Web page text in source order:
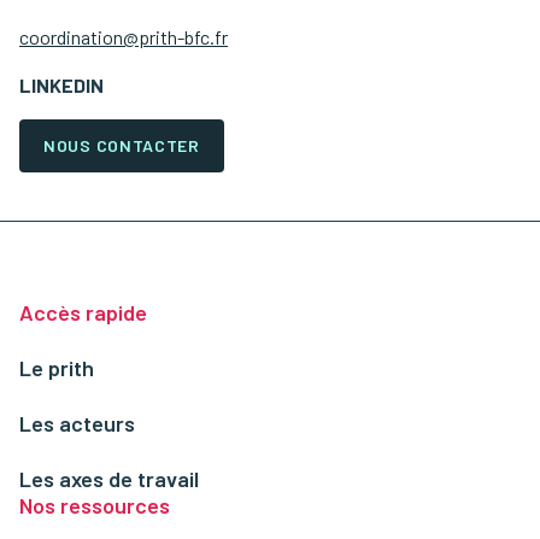
coordination@prith-bfc.fr
LINKEDIN
NOUS CONTACTER
Accès rapide
Le prith
Les acteurs
Les axes de travail
Nos ressources